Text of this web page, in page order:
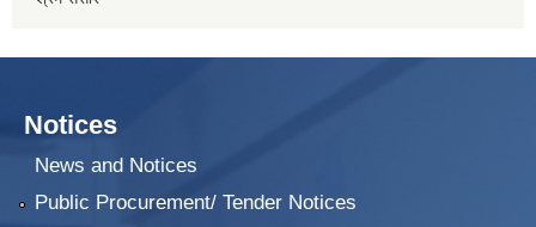
Notices
News and Notices
Public Procurement/ Tender Notices